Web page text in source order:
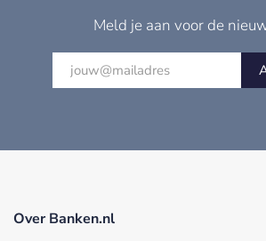
Meld je aan voor de
Over Banken.nl